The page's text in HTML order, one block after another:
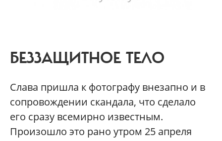
БЕЗЗАЩИТНОЕ ТЕЛО
Слава пришла к фотографу внезапно и в
сопровождении скандала, что сделало
его сразу всемирно известным.
Произошло это рано утром 25 апреля